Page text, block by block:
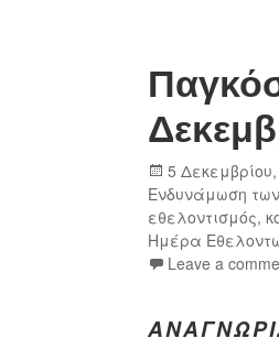
5
Ενδυνάμωση
εθελοντισμός,
Ημέρα
Leave a